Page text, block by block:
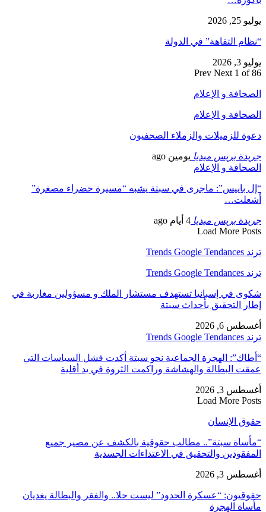
يوليو 25, 2026
“نظام التفاهة” في الدولة
يوليو 3, 2026
Prev Next 1 of 86
الصحافة و الإعلام
الصحافة و الإعلام
دعوة للزميلات والزملاء الصحفيون
جريدة بريس ميديا يومين ago
الصحافة و الإعلام
“إل باييس”: ماجرى في سبتة يشبه “مسيرة خضراء مصغرة”
أشعلت…
جريدة بريس ميديا 4 أيام ago
Load More Posts
ترند Trends Google Tendances
ترند Trends Google Tendances
شكوى في إسبانيا تستهدف مستشار الملك و مسؤولين مغاربة في
إطار التحقيق بأحداث سبتة
أغسطس 6, 2026
ترند Trends Google Tendances
“أطاك”: الهجرة الجماعية نحو سبتة أكدت فشل السياسات التي
عمقت البطالة والهشاشة وراكمت الثروة في يد أقلية
أغسطس 3, 2026
Load More Posts
حقوق الإنسان
“مأساة سبتة”.. مطالب حقوقية بالكشف عن مصير جميع
المفقودين والتحقيق في الاعتداءات الجسدية
أغسطس 3, 2026
حقوقيون: “عسكرة الحدود” ليست حلا.. والفقر والبطالة يغديان
مأساة الهجرة